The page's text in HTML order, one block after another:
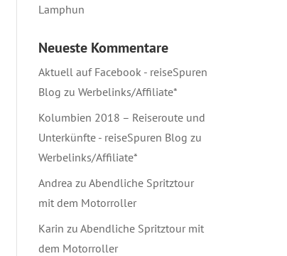
Lamphun
Neueste Kommentare
Aktuell auf Facebook - reiseSpuren
Blog zu Werbelinks/Affiliate*
Kolumbien 2018 – Reiseroute und
Unterkünfte - reiseSpuren Blog zu
Werbelinks/Affiliate*
Andrea zu Abendliche Spritztour
mit dem Motorroller
Karin zu Abendliche Spritztour mit
dem Motorroller